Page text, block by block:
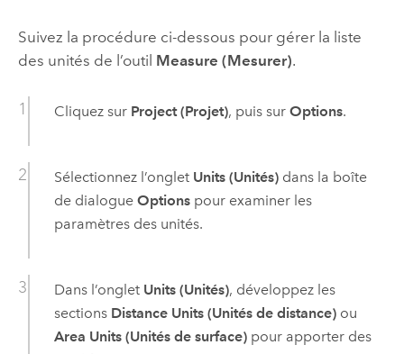
Suivez la procédure ci-dessous pour gérer la liste
des unités de l’outil Measure (Mesurer).
Cliquez sur Project (Projet), puis sur Options.
Sélectionnez l’onglet Units (Unités)dans la boîte
de dialogue Optionspour examiner les
paramètres des unités.
Dans l’onglet Units (Unités), développez les
sections Distance Units (Unités de distance)ou
Area Units (Unités de surface)pour apporter des